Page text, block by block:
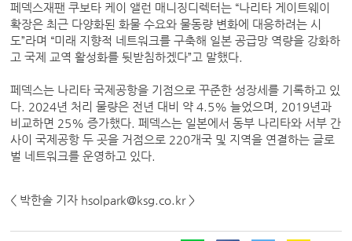
페덱스재팬 쿠보타 케이 앨런 매니징디렉터는 “나리타 게이트웨이
확장은 최근 다양화된 화물 수요와 물동량 변화에 대응하려는 시
도”라며 “미래 지향적 네트워크를 구축해 일본 공급망 역량을 강화하
고 국제 교역 활성화를 뒷받침하겠다”고 말했다.
페덱스는 나리타 국제공항을 기점으로 꾸준한 성장세를 기록하고 있
다. 2024년 처리 물량은 전년 대비 약 4.5% 늘었으며, 2019년과
비교하면 25% 증가했다. 페덱스는 일본에서 동부 나리타와 서부 간
사이 국제공항 두 곳을 거점으로 220개국 및 지역을 연결하는 글로
벌 네트워크를 운영하고 있다.
< 박한솔 기자 hsolpark@ksg.co.kr >